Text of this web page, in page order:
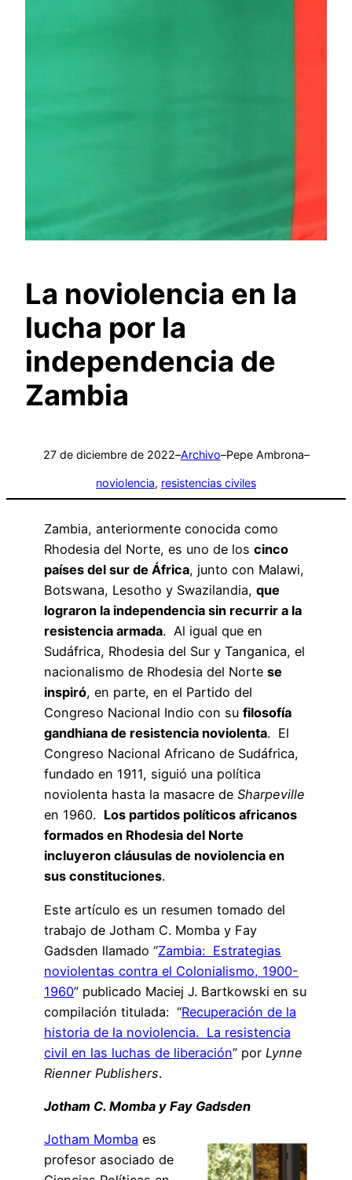
La noviolencia en la
lucha por la
independencia de
Zambia
27 de diciembre de 2022–Archivo–Pepe Ambrona–
noviolencia, resistencias civiles
Zambia, anteriormente conocida como
Rhodesia del Norte, es uno de los cinco
países del sur de África, junto con Malawi,
Botswana, Lesotho y Swazilandia, que
lograron la independencia sin recurrir a la
resistencia armada. Al igual que en
Sudáfrica, Rhodesia del Sur y Tanganica, el
nacionalismo de Rhodesia del Norte se
inspiró, en parte, en el Partido del
Congreso Nacional Indio con su filosofía
gandhiana de resistencia noviolenta. El
Congreso Nacional Africano de Sudáfrica,
fundado en 1911, siguió una política
noviolenta hasta la masacre de Sharpeville
en 1960. Los partidos políticos africanos
formados en Rhodesia del Norte
incluyeron cláusulas de noviolencia en
sus constituciones.
Este artículo es un resumen tomado del
trabajo de Jotham C. Momba y Fay
Gadsden llamado “Zambia: Estrategias
noviolentas contra el Colonialismo, 1900-
1960” publicado Maciej J. Bartkowski en su
compilación titulada: “Recuperación de la
historia de la noviolencia. La resistencia
civil en las luchas de liberación” por Lynne
Rienner Publishers.
Jotham C. Momba y Fay Gadsden
Jotham Momba es
profesor asociado de